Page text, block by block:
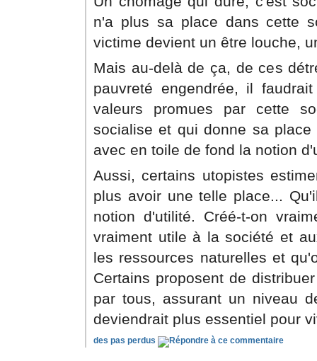
n'a plus sa place dans cette
victime devient un être louche,
Mais au-delà de ça, de ces
pauvreté engendrée, il
valeurs promues par cette
socialise et qui donne sa
avec en toile de fond la notion
Aussi, certains utopistes
plus avoir une telle place...
notion d'utilité. Créé-t-on
vraiment utile à la société et
les ressources naturelles et
Certains proposent de
par tous, assurant un niveau
deviendrait plus essentiel pour
des pas perdus